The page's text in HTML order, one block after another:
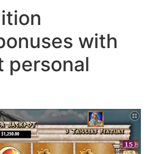
with
personal